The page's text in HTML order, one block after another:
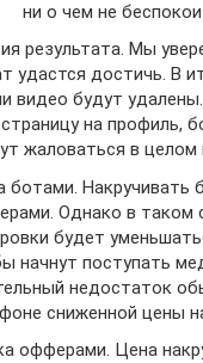
ни о чем не
результата. Мы
удастся достичь. В
видео будут
на профиль,
жаловаться в целом
ботами. Накручивать
Однако в таком
будет
начнут поступать
недостаток
фоне сниженной цены
офферами. Цена